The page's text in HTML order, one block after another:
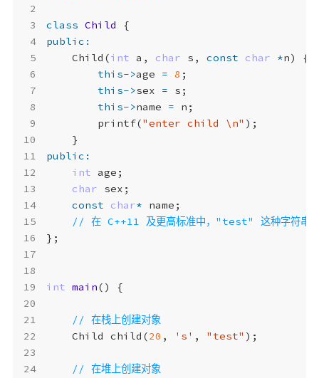
class Child
{
public :
Child (int a , char s , const char *n)
{
this->age = 8 ;
this->sex = s ;
this->name = n ;
printf("enter child \n" );
}
public :
int age ;
char
sex ;
const
char* name ;
};
int main() {
Child
child (20 , 's' , "test" );